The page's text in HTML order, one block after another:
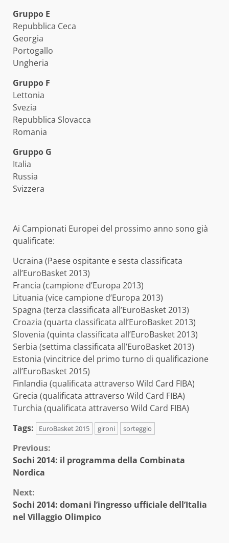
Gruppo E
Repubblica Ceca
Georgia
Portogallo
Ungheria
Gruppo F
Lettonia
Svezia
Repubblica Slovacca
Romania
Gruppo G
Italia
Russia
Svizzera
Ai Campionati Europei del prossimo anno sono già
qualificate:
Ucraina (Paese ospitante e sesta classificata
all’EuroBasket 2013)
Francia (campione d’Europa 2013)
Lituania (vice campione d’Europa 2013)
Spagna (terza classificata all’EuroBasket 2013)
Croazia (quarta classificata all’EuroBasket 2013)
Slovenia (quinta classificata all’EuroBasket 2013)
Serbia (settima classificata all’EuroBasket 2013)
Estonia (vincitrice del primo turno di qualificazione
all’EuroBasket 2015)
Finlandia (qualificata attraverso Wild Card FIBA)
Grecia (qualificata attraverso Wild Card FIBA)
Turchia (qualificata attraverso Wild Card FIBA)
Tags:
EuroBasket 2015 gironi sorteggio
Continue
Reading
Previous:
Sochi 2014: il programma della Combinata
Nordica
Next:
Sochi 2014: domani l’ingresso ufficiale dell’Italia
nel Villaggio Olimpico